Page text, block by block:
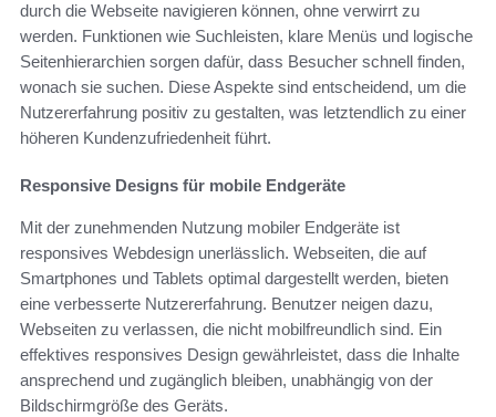
durch die Webseite navigieren können, ohne verwirrt zu
werden. Funktionen wie Suchleisten, klare Menüs und logische
Seitenhierarchien sorgen dafür, dass Besucher schnell finden,
wonach sie suchen. Diese Aspekte sind entscheidend, um die
Nutzererfahrung positiv zu gestalten, was letztendlich zu einer
höheren Kundenzufriedenheit führt.
Responsive Designs für mobile Endgeräte
Mit der zunehmenden Nutzung mobiler Endgeräte ist
responsives Webdesign unerlässlich. Webseiten, die auf
Smartphones und Tablets optimal dargestellt werden, bieten
eine verbesserte Nutzererfahrung. Benutzer neigen dazu,
Webseiten zu verlassen, die nicht mobilfreundlich sind. Ein
effektives responsives Design gewährleistet, dass die Inhalte
ansprechend und zugänglich bleiben, unabhängig von der
Bildschirmgröße des Geräts.